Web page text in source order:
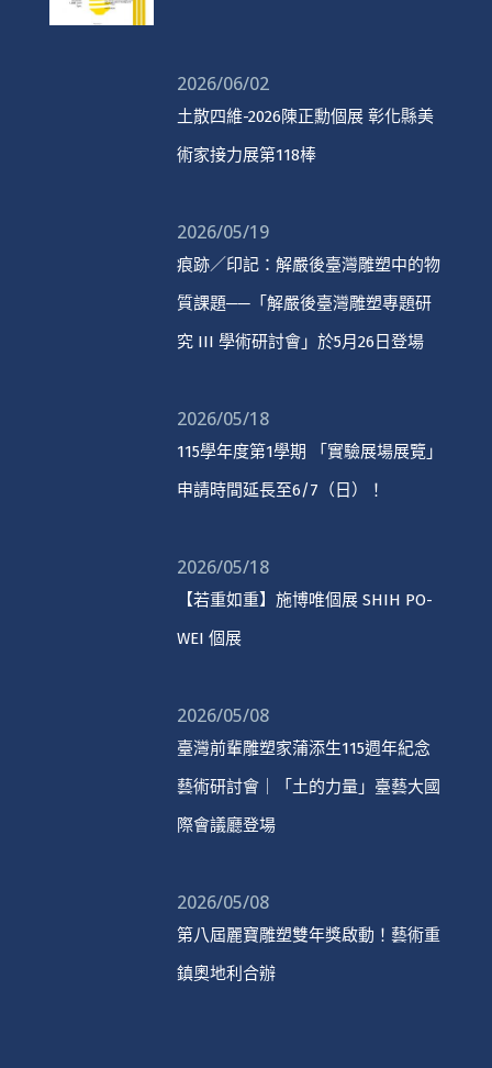
2026/06/02
土散四維-2026陳正勳個展 彰化縣美
術家接力展第118棒
2026/05/19
痕跡／印記：解嚴後臺灣雕塑中的物
質課題──「解嚴後臺灣雕塑專題研
究 III 學術研討會」於5月26日登場
2026/05/18
115學年度第1學期 「實驗展場展覽」
申請時間延長至6/7（日）！
2026/05/18
【若重如重】施博唯個展 SHIH PO-
WEI 個展
2026/05/08
臺灣前輩雕塑家蒲添生115週年紀念
藝術研討會｜「土的力量」臺藝大國
際會議廳登場
2026/05/08
第八屆麗寶雕塑雙年獎啟動！藝術重
鎮奧地利合辦